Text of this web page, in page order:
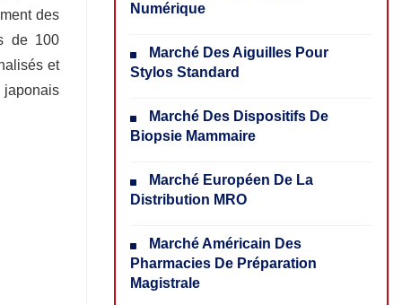
des
de 100
et
japonais
Numérique
Marché Des Aiguilles Pour
Stylos Standard
Marché Des Dispositifs De
Biopsie Mammaire
Marché Européen De La
Distribution MRO
Marché Américain Des
Pharmacies De Préparation
Magistrale